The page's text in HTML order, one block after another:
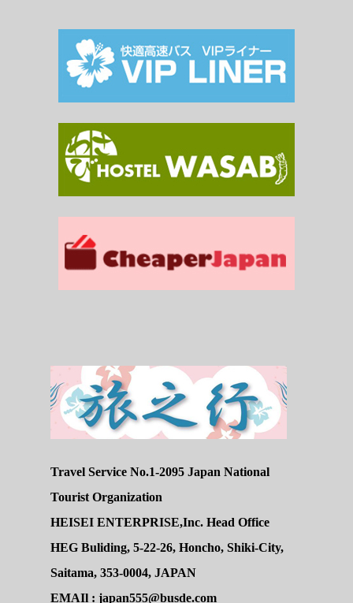
Travel Service No.1-2095 Japan National
Tourist Organization
HEISEI ENTERPRISE,Inc. Head Office
HEG Buliding, 5-22-26, Honcho, Shiki-City,
Saitama, 353-0004, JAPAN
EMAIl : japan555@busde.com